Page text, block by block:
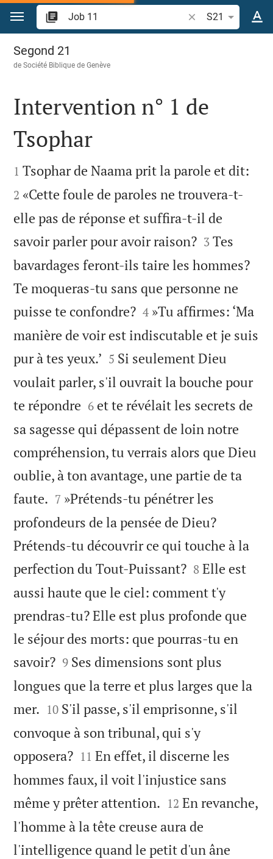
Aller vers contenu
Recherche d'un
S21
Job 11
Segond 21
deSociété Biblique de Genève

Intervention n° 1 de
Tsophar

1 Tsophar de Naama prit la parole et dit:
2 «Cette foule de paroles ne trouvera-t-
elle pas de réponse et suffira-t-il de
savoir parler pour avoir raison?
3 Tes
bavardages feront-ils taire les hommes?
Te moqueras-tu sans que personne ne
puisse te confondre?
4 »Tu affirmes: ‘Ma
manière de voir est indiscutable et je suis
pur à tes yeux.’ 

5 Si seulement Dieu
voulait parler, s'il ouvrait la bouche pour
te répondre 

6 et te révélait les secrets de
sa sagesse qui dépassent de loin notre
compréhension, tu verrais alors que Dieu
oublie, à ton avantage, une partie de ta
faute. 

7 »Prétends-tu pénétrer les
profondeurs de la pensée de Dieu?
Prétends-tu découvrir ce qui touche à la
perfection du Tout-Puissant?
8 Elle est
aussi haute que le ciel: comment t'y
prendras-tu? Elle est plus profonde que
le séjour des morts: que pourras-tu en
savoir?
9 Ses dimensions sont plus
longues que la terre et plus larges que la
mer. 

10 S'il passe, s'il emprisonne, s'il
convoque à son tribunal, qui s'y
opposera?
11 En effet, il discerne les
hommes faux, il voit l'injustice sans
même y prêter attention. 

12 En revanche,
l'homme à la tête creuse aura de
l'intelligence quand le petit d'un âne